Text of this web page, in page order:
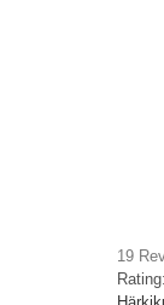
19
Rating: